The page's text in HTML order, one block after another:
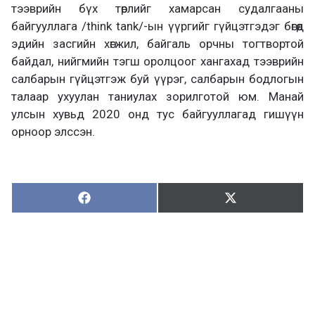
тээврийн бүх төрлийг хамарсан судалгааны
байгууллага /think tank/-ын үүргийг гүйцэтгэдэг бөгөөд
эдийн засгийн хөгжил, байгаль орчны тогтвортой
байдал, нийгмийн тэгш оролцоог хангахад тээврийн
салбарын гүйцэтгэж буй үүрэг, салбарын бодлогын
талаар ухуулан таниулах зорилготой юм. Манай
улсын хувьд 2020 онд тус байгууллагад гишүүн
орноор элссэн.
Хуваалцах:
Х
у
Түгээх:
Т
ү